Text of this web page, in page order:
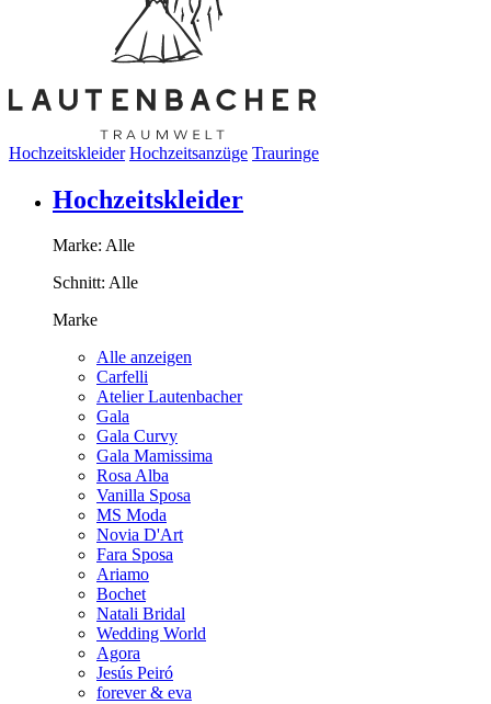
Hochzeitskleider Hochzeitsanzüge Trauringe
Hochzeitskleider
Marke: Alle
Schnitt: Alle
Marke
Alle anzeigen
Carfelli
Atelier Lautenbacher
Gala
Gala Curvy
Gala Mamissima
Rosa Alba
Vanilla Sposa
MS Moda
Novia D'Art
Fara Sposa
Ariamo
Bochet
Natali Bridal
Wedding World
Agora
Jesús Peiró
forever & eva